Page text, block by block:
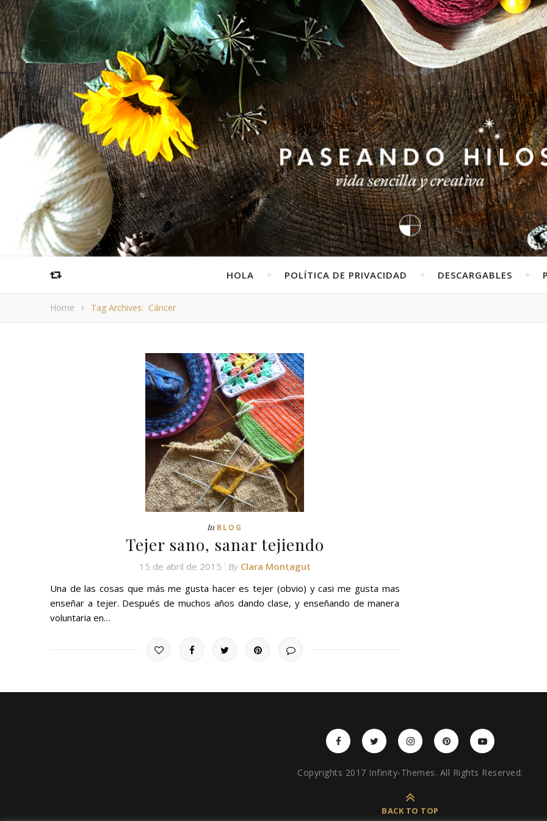
HOLA POLÍTICA DE PRIVACIDAD DESCARGABLES
Home Tag Archives: Cáncer
In BLOG
Tejer sano, sanar tejiendo
15 de abril de 2015 By Clara Montagut
Una de las cosas que más me gusta hacer es tejer (obvio) y casi me gusta mas
enseñar a tejer. Después de muchos años dando clase, y enseñando de manera
voluntaria en…
Copyrights 2017 Infinity-Themes. All Rights Reserved.
BACK TO TOP